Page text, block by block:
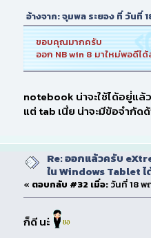
อ้างจาก: จุมพล ระยอง ที่ วันที่
ขอบคุณมากครับ
ออก NB win 8 มาใหม่พอดีไ
notebook น่าจะใช้ได้อยู่่แล้
แต่ tab เนี่ย น่าจะมีข้อจำกัด
Re: ออกแล้วครับ
ใน Windows Tablet
« ตอบกลับ #32 เมื่อ: วันที่ 18 พ
ก็ดี นะ่